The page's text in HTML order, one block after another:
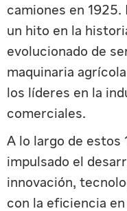
camiones en
un hito en la
evolucionado de
maquinaria
los líderes en la
comerciales.
A lo largo de estos
impulsado el
innovación,
con la eficiencia